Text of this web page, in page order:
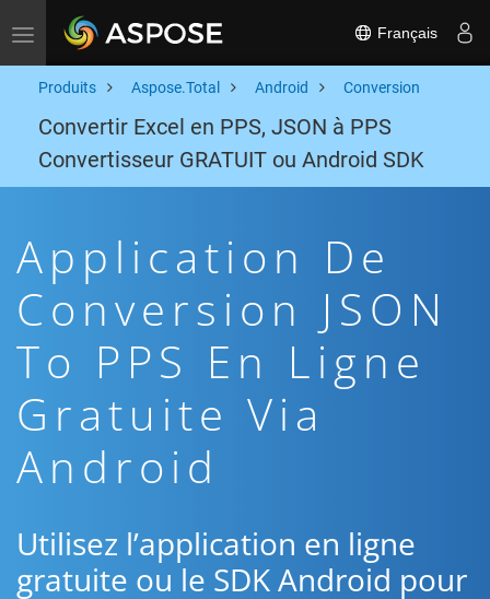
Toggle navigation Français
Produits Aspose.Total Android Conversion
Convertir Excel en PPS, JSON à PPS
Convertisseur GRATUIT ou Android SDK
Application De
Conversion JSON
To PPS En Ligne
Gratuite Via
Android
Utilisez l’application en ligne
gratuite ou le SDK Android pour